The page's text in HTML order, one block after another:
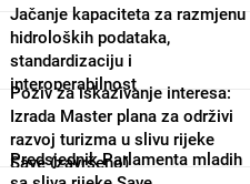
Jačanje kapaciteta za razmjenu
hidroloških podataka,
standardizaciju i
interoperabilnost
Poziv za iskazivanje interesa:
Izrada Master plana za održivi
razvoj turizma u slivu rijeke
Save (završeno)
Predsjednik Parlamenta mladih